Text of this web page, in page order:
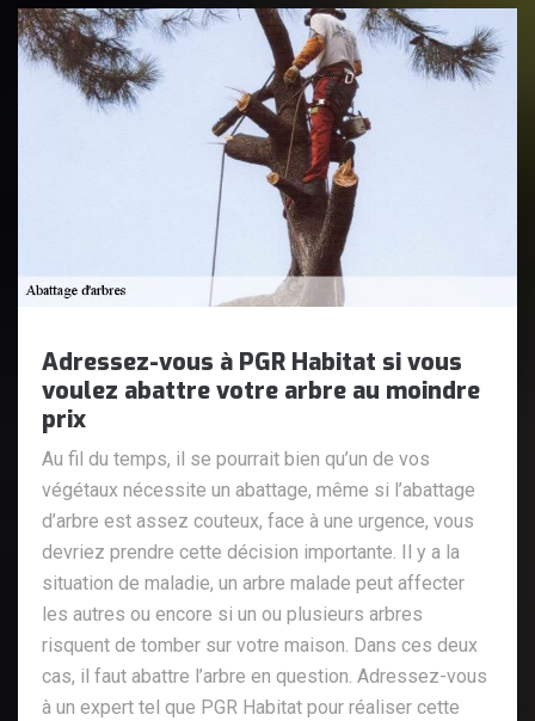
Adressez-vous à PGR Habitat si vous
voulez abattre votre arbre au moindre
prix
Au fil du temps, il se pourrait bien qu’un de vos
végétaux nécessite un abattage, même si l’abattage
d’arbre est assez couteux, face à une urgence, vous
devriez prendre cette décision importante. Il y a la
situation de maladie, un arbre malade peut affecter
les autres ou encore si un ou plusieurs arbres
risquent de tomber sur votre maison. Dans ces deux
cas, il faut abattre l’arbre en question. Adressez-vous
à un expert tel que PGR Habitat pour réaliser cette